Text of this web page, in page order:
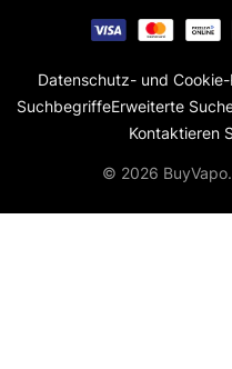
Datenschutz- und Cookie-
SuchbegriffeErweiterte
Kontaktieren
© 2026